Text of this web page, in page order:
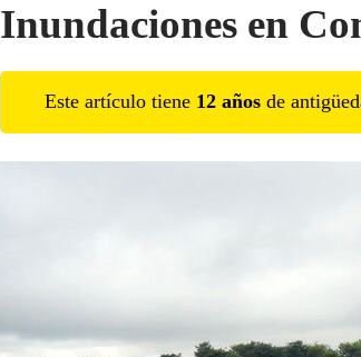
Inundaciones en
Este artículo tiene 12 años de